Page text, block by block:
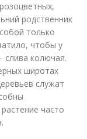
родственник
только
чтобы у
слива колючая.
широтах
служат
часто